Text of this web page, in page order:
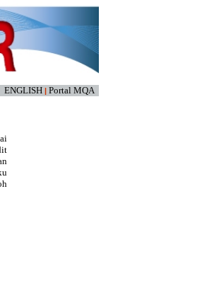
ENGLISH | Portal MQA